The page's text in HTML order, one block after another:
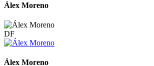
Álex Moreno
DF
Álex Moreno